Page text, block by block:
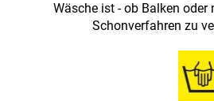
Wäsche ist - ob Balken oder
Schonverfahren zu